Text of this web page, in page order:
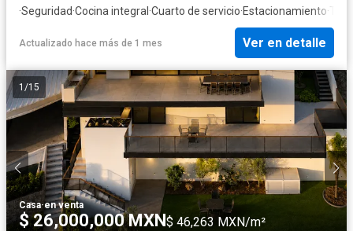
·Seguridad·Cocina integral ·Cuarto de servicio·Estacionamiento·
Actualizado hace más de 1 mes Ver en detalle
1 /15
Casa·en venta
$ 26,000,000 MXN$ 46,263 MXN/m²